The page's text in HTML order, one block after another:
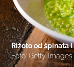
Rižoto od špinata
Foto: Getty Images